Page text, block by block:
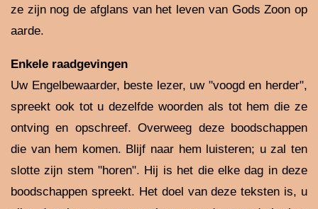
ze zijn nog de afglans van het leven van Gods Zoon op
aarde.
Enkele raadgevingen
Uw Engelbewaarder, beste lezer, uw "voogd en herder",
spreekt ook tot u dezelfde woorden als tot hem die ze
ontving en opschreef. Overweeg deze boodschappen
die van hem komen. Blijf naar hem luisteren; u zal ten
slotte zijn stem "horen". Hij is het die elke dag in deze
boodschappen spreekt. Het doel van deze teksten is, u